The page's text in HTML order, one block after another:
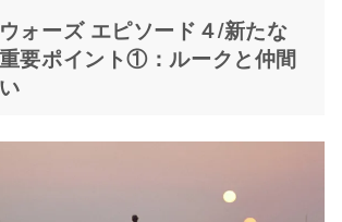
ォーズ エピソード４/新たな
要ポイント①：ルークと仲間